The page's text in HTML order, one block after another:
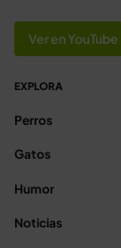
Ver en YouTube
EXPLORA
Perros
Gatos
Humor
Noticias